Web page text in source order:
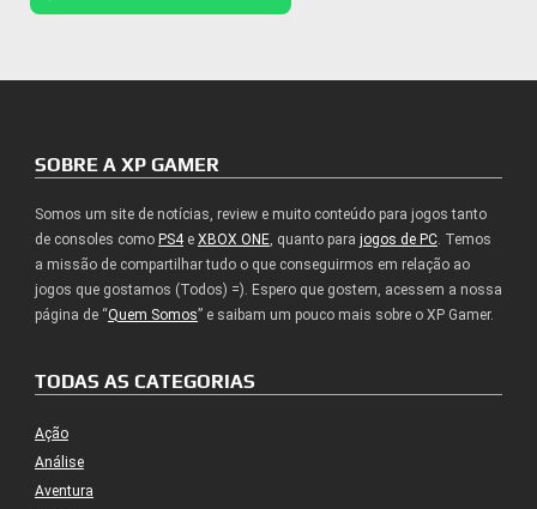
SOBRE A XP GAMER
Somos um site de notícias, review e muito conteúdo para jogos tanto
de consoles como PS4e XBOX ONE, quanto para jogos de PC. Temos
a missão de compartilhar tudo o que conseguirmos em relação ao
jogos que gostamos (Todos) =). Espero que gostem, acessem a nossa
página de “Quem Somos” e saibam um pouco mais sobre o XP Gamer.
TODAS AS CATEGORIAS
Ação
Análise
Aventura